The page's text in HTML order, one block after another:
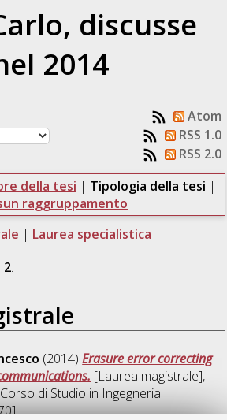
, discusse
2014
Atom
RSS 1.0
RSS 2.0
della tesi | Tipologia della tesi |
raggruppamento
| Laurea specialistica
2.
(2014)Erasure error correcting
[Laurea magistrale],
di Studio in Ingegneria